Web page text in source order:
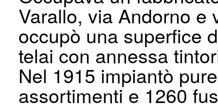
Varallo, via Andorno e
occupò una superfice
telai con annessa
Nel 1915 impiantò
assortimenti e 1260